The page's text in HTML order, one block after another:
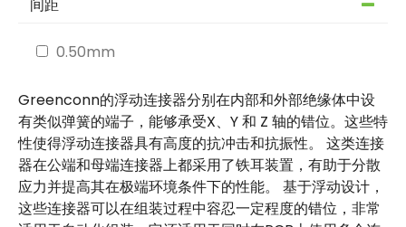
间距
0.50mm
0.80mm
1.27mm
2.54mm
4.00mm
Greenconn的浮动连接器分别在内部和外部绝缘体中设
有类似弹簧的端子，能够承受X、Y 和 Z 轴的错位。这些特
性使得浮动连接器具有高度的抗冲击和抗振性。 这类连接
器在公端和母端连接器上都采用了铁耳装置，有助于分散
应力并提高其在极端环境条件下的性能。 基于浮动设计，
这些连接器可以在组装过程中容忍一定程度的错位，非常